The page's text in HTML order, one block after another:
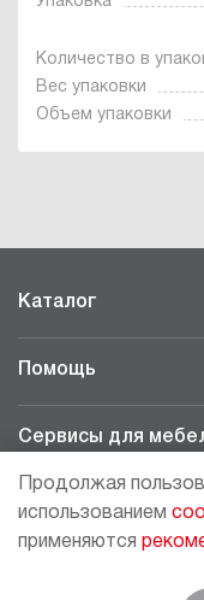
Количество в
Вес упаковки
Объем упаковки
Каталог
Помощь
Сервисы для
МОСКВА - ШОУРУМ/
Продолжая
использованием
применяются